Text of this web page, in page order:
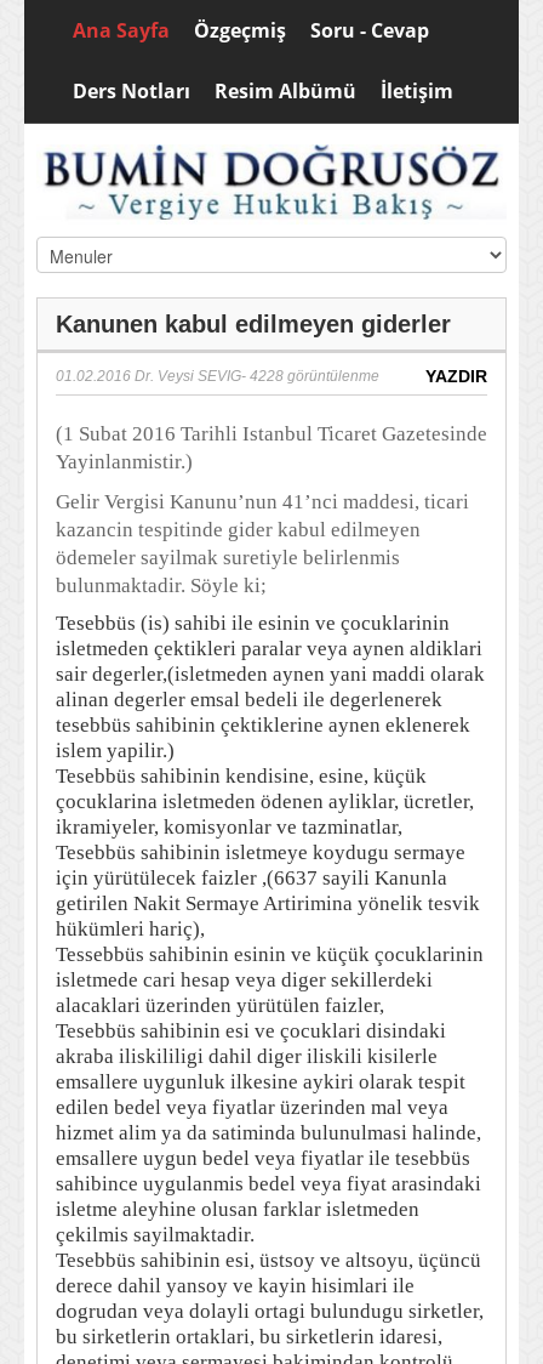
Ana Sayfa Özgeçmiş Soru - Cevap
Ders Notları Resim Albümü İletişim
Kanunen kabul edilmeyen giderler
01.02.2016 Dr. Veysi SEVIG- 4228 görüntülenme YAZDIR
(1 Subat 2016 Tarihli Istanbul Ticaret Gazetesinde
Yayinlanmistir.)
Gelir Vergisi Kanunu’nun 41’nci maddesi, ticari
kazancin tespitinde gider kabul edilmeyen
ödemeler sayilmak suretiyle belirlenmis
bulunmaktadir. Söyle ki;
Tesebbüs (is) sahibi ile esinin ve çocuklarinin
isletmeden çektikleri paralar veya aynen aldiklari
sair degerler,(isletmeden aynen yani maddi olarak
alinan degerler emsal bedeli ile degerlenerek
tesebbüs sahibinin çektiklerine aynen eklenerek
islem yapilir.)
Tesebbüs sahibinin kendisine, esine, küçük
çocuklarina isletmeden ödenen ayliklar, ücretler,
ikramiyeler, komisyonlar ve tazminatlar,
Tesebbüs sahibinin isletmeye koydugu sermaye
için yürütülecek faizler ,(6637 sayili Kanunla
getirilen Nakit Sermaye Artirimina yönelik tesvik
hükümleri hariç),
Tessebbüs sahibinin esinin ve küçük çocuklarinin
isletmede cari hesap veya diger sekillerdeki
alacaklari üzerinden yürütülen faizler,
Tesebbüs sahibinin esi ve çocuklari disindaki
akraba iliskililigi dahil diger iliskili kisilerle
emsallere uygunluk ilkesine aykiri olarak tespit
edilen bedel veya fiyatlar üzerinden mal veya
hizmet alim ya da satiminda bulunulmasi halinde,
emsallere uygun bedel veya fiyatlar ile tesebbüs
sahibince uygulanmis bedel veya fiyat arasindaki
isletme aleyhine olusan farklar isletmeden
çekilmis sayilmaktadir.
Tesebbüs sahibinin esi, üstsoy ve altsoyu, üçüncü
derece dahil yansoy ve kayin hisimlari ile
dogrudan veya dolayli ortagi bulundugu sirketler,
bu sirketlerin ortaklari, bu sirketlerin idaresi,